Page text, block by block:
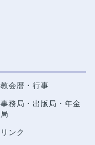
教会暦・行事
事務局・出版局・年金
局
リンク